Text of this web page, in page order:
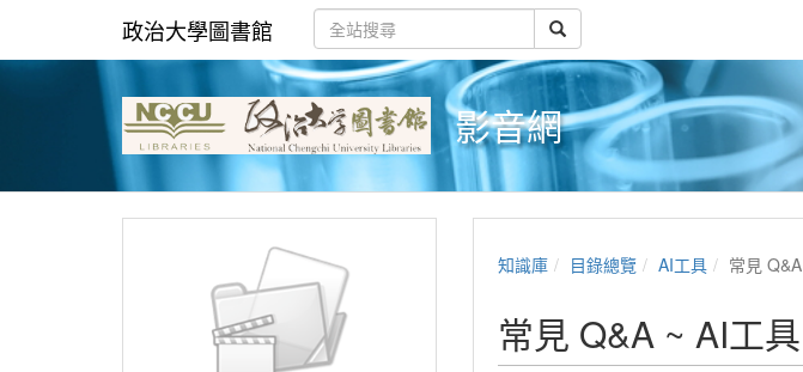
政治大學圖書館
影音網
知識庫 目錄總覽 AI工具 常見 Q&A
常見 Q&A ~ AI工具